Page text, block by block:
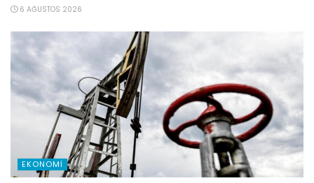
6 AĞUSTOS 2026
EKONOMI